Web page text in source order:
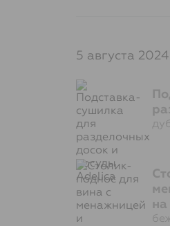
5 августа 2024